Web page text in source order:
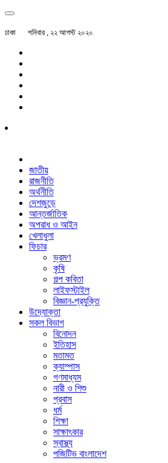
ঢাকা শনিবার , ২২ আগস্ট ২০২০
জাতীয়
রাজনীতি
অর্থনীতি
দেশজুড়ে
আন্তর্জাতিক
অপরাধ ও আইন
খেলাধুলা
ফিচার
ভ্রমণ
কৃষি
গল্প ক‌বিতা
লাইফস্টাইল
বিজ্ঞান-প্রযুক্তি
উদ্যোক্তা
সকল বিভাগ
বিনোদন
ইতিহাস
মতামত
ক্যাম্পাস
গণমাধ্যম
নারী ও শিশু
প্রবাস
ধর্ম
শিক্ষা
সাক্ষাৎকার
স্বাস্থ্য
পজিটিভ বাংলাদেশ